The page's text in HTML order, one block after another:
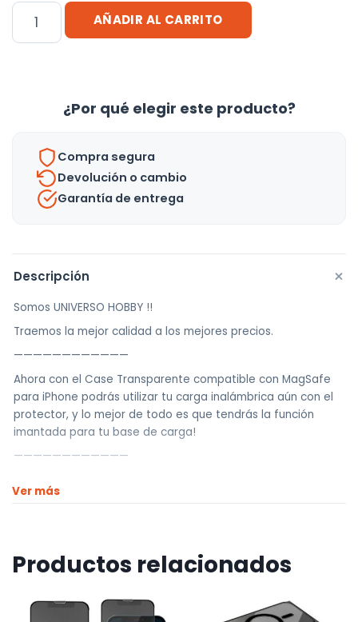
Case
Protector
Metalico
iPhone
cantidad
AÑADIR AL CARRITO
¿Por qué elegir este producto?
Compra segura
Devolución o cambio
Garantía de entrega
Descripción +
Somos UNIVERSO HOBBY !!
Traemos la mejor calidad a los mejores precios.
————————————
Ahora con el Case Transparente compatible con MagSafe
para iPhone podrás utilizar tu carga inalámbrica aún con el
protector, y lo mejor de todo es que tendrás la función
imantada para tu base de carga!
————————————
Envíos dentro de Montevideo por Mercado de envíos.
Envíos al interior por agencia (dejamos tus artículos en
agencia sin costo).
Ver más
Productos relacionados